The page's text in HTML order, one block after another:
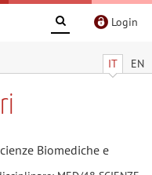
Login
IT EN
Biomediche e